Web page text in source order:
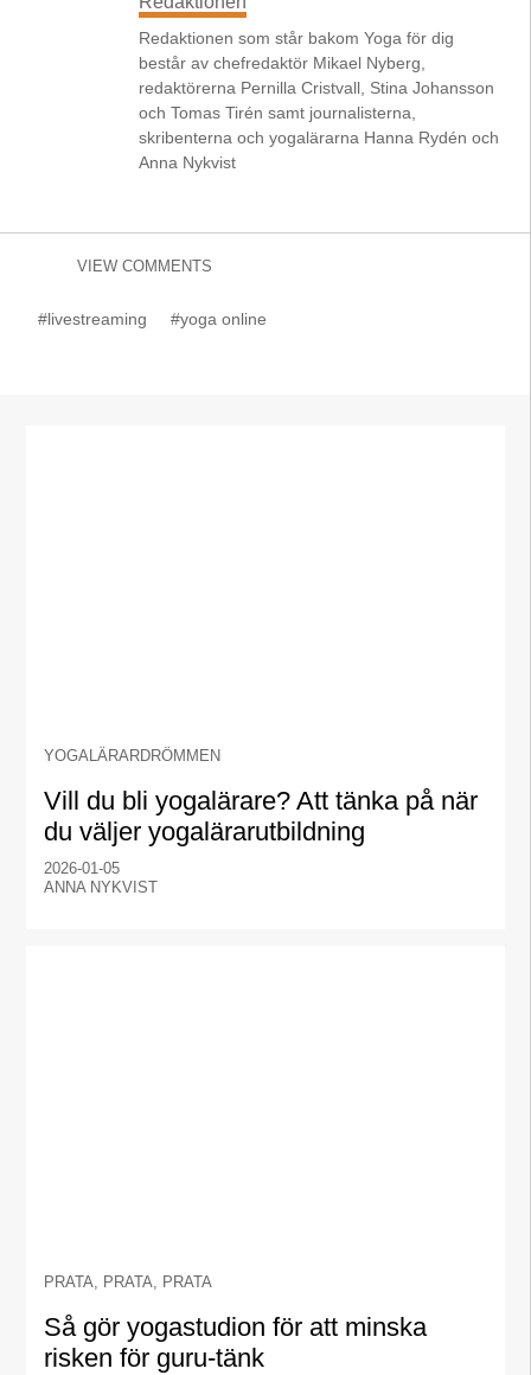
Redaktionen som står bakom Yoga för dig
består av chefredaktör Mikael Nyberg,
redaktörerna Pernilla Cristvall, Stina Johansson
och Tomas Tirén samt journalisterna,
skribenterna och yogalärarna Hanna Rydén och
Anna Nykvist
VIEW COMMENTS
#livestreaming #yoga online
YOGALÄRARDRÖMMEN
Vill du bli yogalärare? Att tänka på när
du väljer yogalärarutbildning
2026-01-05
ANNA NYKVIST
PRATA, PRATA, PRATA
Så gör yogastudion för att minska
risken för guru-tänk